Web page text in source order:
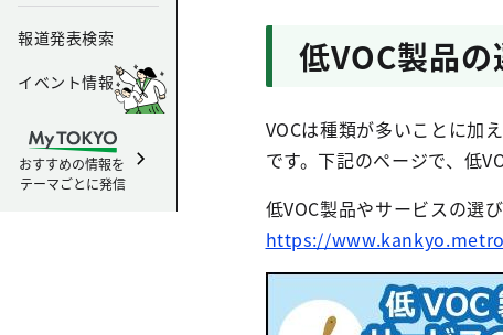
報道発表検索
イベント情報
おすすめの情報を
テーマごとに発信
低VOC製品
VOCは種類が多いことに加
です。下記のページで、低
低VOC製品やサービスの選び
https://